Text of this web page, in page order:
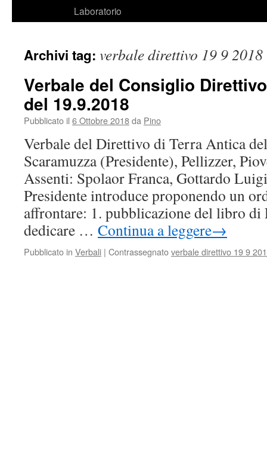
Laboratorio
Archivi tag: verbale direttivo 19 9 2018
Verbale del Consiglio
del 19.9.2018
Pubblicato il 6 Ottobre 2018da Pino
Verbale del Direttivo di Terra Antica
Scaramuzza (Presidente), Pellizzer,
Assenti: Spolaor Franca, Gottardo
Presidente introduce proponendo un
affrontare: 1. pubblicazione del libro
dedicare … Continua a leggere→
Pubblicato in Verbali | Contrassegnatoverbale direttivo 19 9